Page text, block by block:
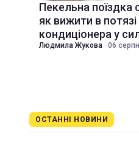
Пекельна поїздка
як вижити в потязі
кондиціонера у
Людмила Жукова · 06
ОСТАННІ НОВИНИ